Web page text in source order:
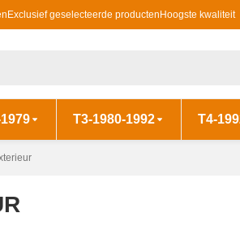
Exclusief geselecteerde producten Hoogste kwaliteit
T3-1980-1992 T4-